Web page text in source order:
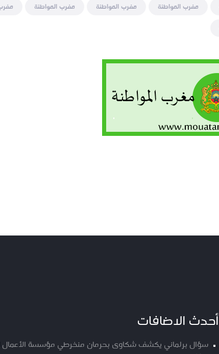
مغرب المواطنة مغرب المواطنة مغرب المواطنة
أحدث الاضافات
سؤال برلماني يكشف شكاوى بحرمان منخرطي مؤسسة الأعمال